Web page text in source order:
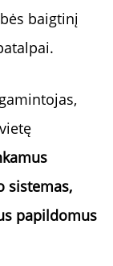
baigtinį
sistemas,
papildomus